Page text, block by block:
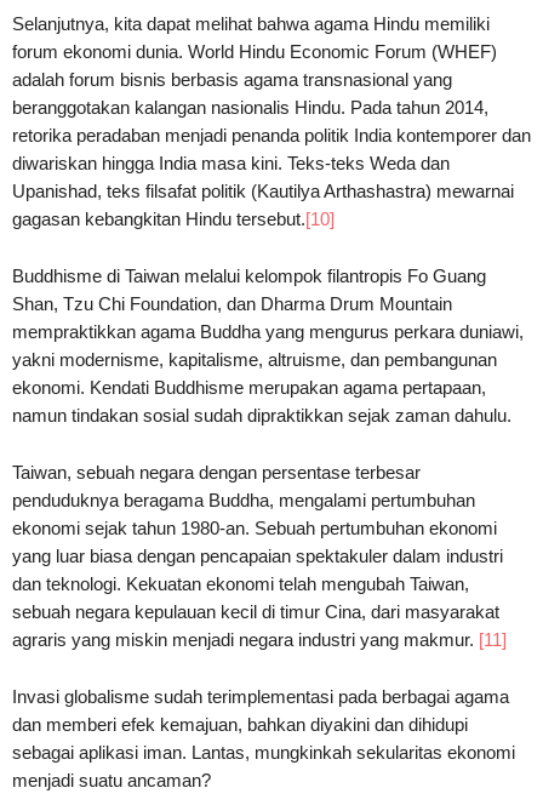
Selanjutnya, kita dapat melihat bahwa agama Hindu memiliki
forum ekonomi dunia. World Hindu Economic Forum (WHEF)
adalah forum bisnis berbasis agama transnasional yang
beranggotakan kalangan nasionalis Hindu. Pada tahun 2014,
retorika peradaban menjadi penanda politik India kontemporer dan
diwariskan hingga India masa kini. Teks-teks Weda dan
Upanishad, teks filsafat politik (Kautilya Arthashastra) mewarnai
gagasan kebangkitan Hindu tersebut.[10]
Buddhisme di Taiwan melalui kelompok filantropis Fo Guang
Shan, Tzu Chi Foundation, dan Dharma Drum Mountain
mempraktikkan agama Buddha yang mengurus perkara duniawi,
yakni modernisme, kapitalisme, altruisme, dan pembangunan
ekonomi. Kendati Buddhisme merupakan agama pertapaan,
namun tindakan sosial sudah dipraktikkan sejak zaman dahulu.
Taiwan, sebuah negara dengan persentase terbesar
penduduknya beragama Buddha, mengalami pertumbuhan
ekonomi sejak tahun 1980-an. Sebuah pertumbuhan ekonomi
yang luar biasa dengan pencapaian spektakuler dalam industri
dan teknologi. Kekuatan ekonomi telah mengubah Taiwan,
sebuah negara kepulauan kecil di timur Cina, dari masyarakat
agraris yang miskin menjadi negara industri yang makmur. [11]
Invasi globalisme sudah terimplementasi pada berbagai agama
dan memberi efek kemajuan, bahkan diyakini dan dihidupi
sebagai aplikasi iman. Lantas, mungkinkah sekularitas ekonomi
menjadi suatu ancaman?